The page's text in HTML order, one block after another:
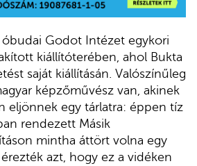
óbudai Godot Intézet egykori
kiállítóterében, ahol Bukta
saját kiállításán. Valószínűleg
képzőművész van, akinek
eljönnek egy tárlatra: éppen tíz
rendezett Másik
mintha áttört volna egy
azt, hogy ez a vidéken